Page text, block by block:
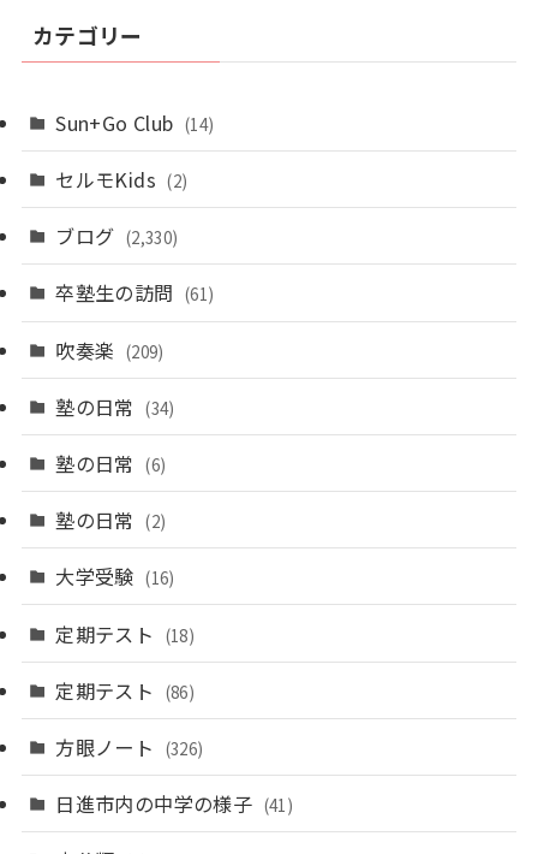
カテゴリー
Sun+Go Club (14)
セルモKids (2)
ブログ (2,330)
卒塾生の訪問 (61)
吹奏楽 (209)
塾の日常 (34)
塾の日常 (6)
塾の日常 (2)
大学受験 (16)
定期テスト (18)
定期テスト (86)
方眼ノート (326)
日進市内の中学の様子 (41)